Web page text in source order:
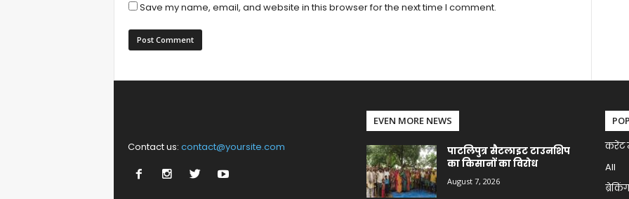
Save my name, email, and website in this browser for the next time I comment.
Contact us: contact@yoursite.com
EVEN MORE NEWS
पाटलिपुत्र सैटलाइट टाउनशिप
का किसानों का विरोध
August 7, 2026
करेंट
All